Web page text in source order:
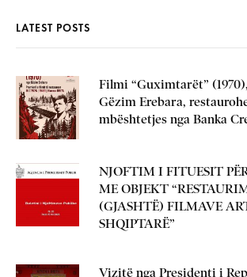
LATEST POSTS
Filmi “Guximtarët”
Gëzim Erebara,
mbështetjes nga Banka
NJOFTIM I FITUESIT
ME OBJEKT
(GJASHTË) FILMAVE
SHQIPTARË”
Vizitë nga Presidenti i